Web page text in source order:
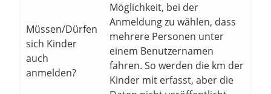
Müssen/Dürfen
sich Kinder
auch
anmelden?
Möglichkeit, bei der
Anmeldung zu wählen, dass
mehrere Personen unter
einem Benutzernamen
fahren. So werden die km der
Kinder mit erfasst, aber die